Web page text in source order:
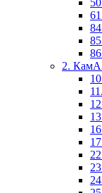
2.